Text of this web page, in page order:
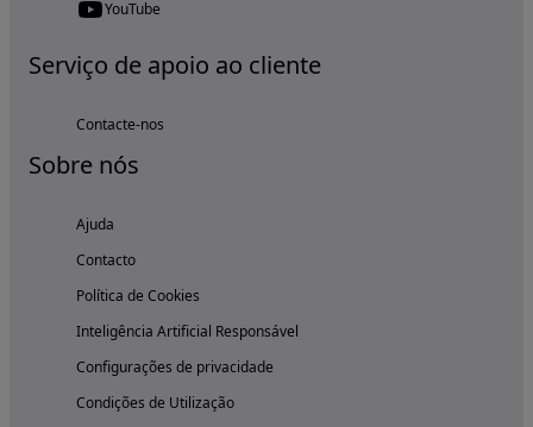
YouTube
Serviço de apoio ao cliente
Contacte-nos
Sobre nós
Ajuda
Contacto
Política de Cookies
Inteligência Artificial Responsável
Configurações de privacidade
Condições de Utilização